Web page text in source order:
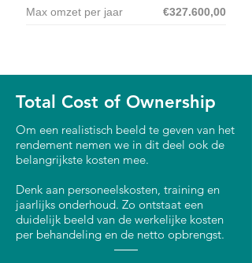
Max omzet per jaar €327.600,00
Total Cost of Ownership
Om een realistisch beeld te geven van het
rendement nemen we in dit deel ook de
belangrijkste kosten mee.
Denk aan personeelskosten, training en
jaarlijks onderhoud. Zo ontstaat een
duidelijk beeld van de werkelijke kosten
per behandeling en de netto opbrengst.